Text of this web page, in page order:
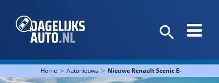
Home > Autonieuws > Nieuwe Renault Scenic E-tech is auto